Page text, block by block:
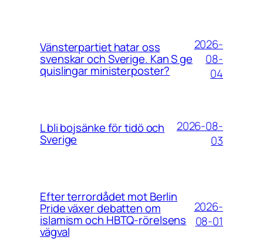
Vänsterpartiet hatar oss
svenskar och Sverige. Kan S ge
quislingar ministerposter?
2026-
08-
04
L bli bojsänke för tidö och
Sverige
2026-08-
03
Efter terrordådet mot Berlin
Pride växer debatten om
islamism och HBTQ-rörelsens
vägval
2026-
08-01